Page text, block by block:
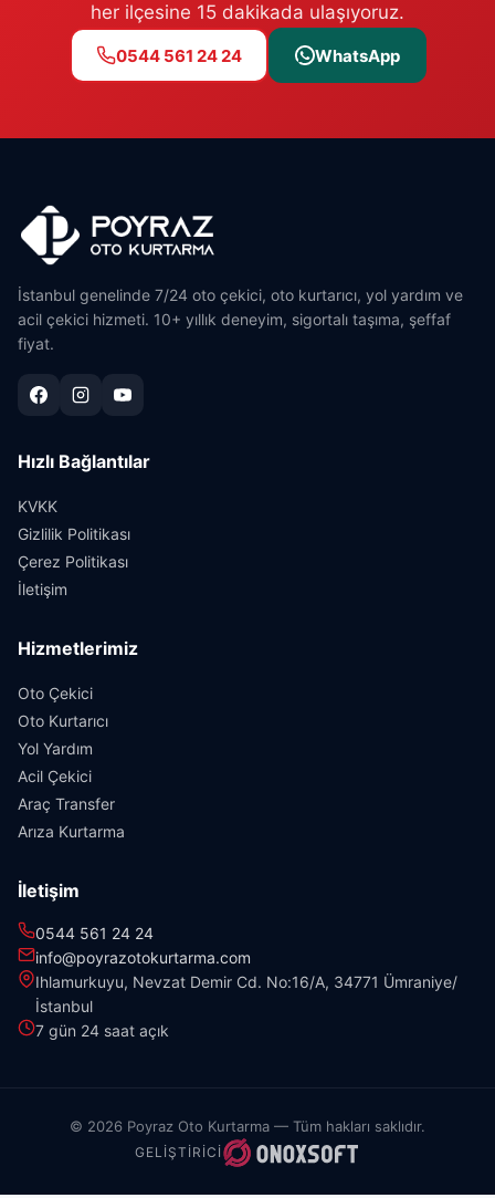
her ilçesine 15 dakikada ulaşıyoruz.
0544 561 24 24 WhatsApp
İstanbul genelinde 7/24 oto çekici, oto kurtarıcı, yol yardım ve
acil çekici hizmeti. 10+ yıllık deneyim, sigortalı taşıma, şeffaf
fiyat.
Hızlı Bağlantılar
KVKK
Gizlilik Politikası
Çerez Politikası
İletişim
Hizmetlerimiz
Oto Çekici
Oto Kurtarıcı
Yol Yardım
Acil Çekici
Araç Transfer
Arıza Kurtarma
İletişim
0544 561 24 24
info@poyrazotokurtarma.com
Ihlamurkuyu, Nevzat Demir Cd. No:16/A, 34771 Ümraniye/
İstanbul
7 gün 24 saat açık
© 2026 Poyraz Oto Kurtarma — Tüm hakları saklıdır.
GELIŞTIRICI